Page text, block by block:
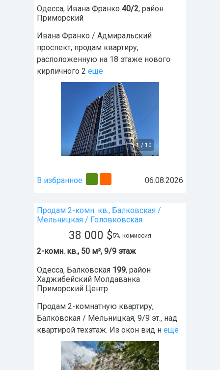
Одесса, Ивана Франко 40/2, район
Приморский
Ивана Франко / Адмиральский
проспект, продам квартиру,
расположенную на 18 этаже нового
кирпичного 2 ещё
1/ 10
В избранное 06.08.2026
Продам 2-комн. кв., Балковская /
Мельницкая / Головковская
38 000 $5% комиссия
2-комн. кв., 50 м², 9/9 этаж
Одесса, Балковская 199, район
Хаджибейский Молдаванка
Приморский Центр
Продам 2-комнатную квартиру,
Балковская / Мельницкая, 9/9 эт., над
квартирой техэтаж. Из окон вид н ещё